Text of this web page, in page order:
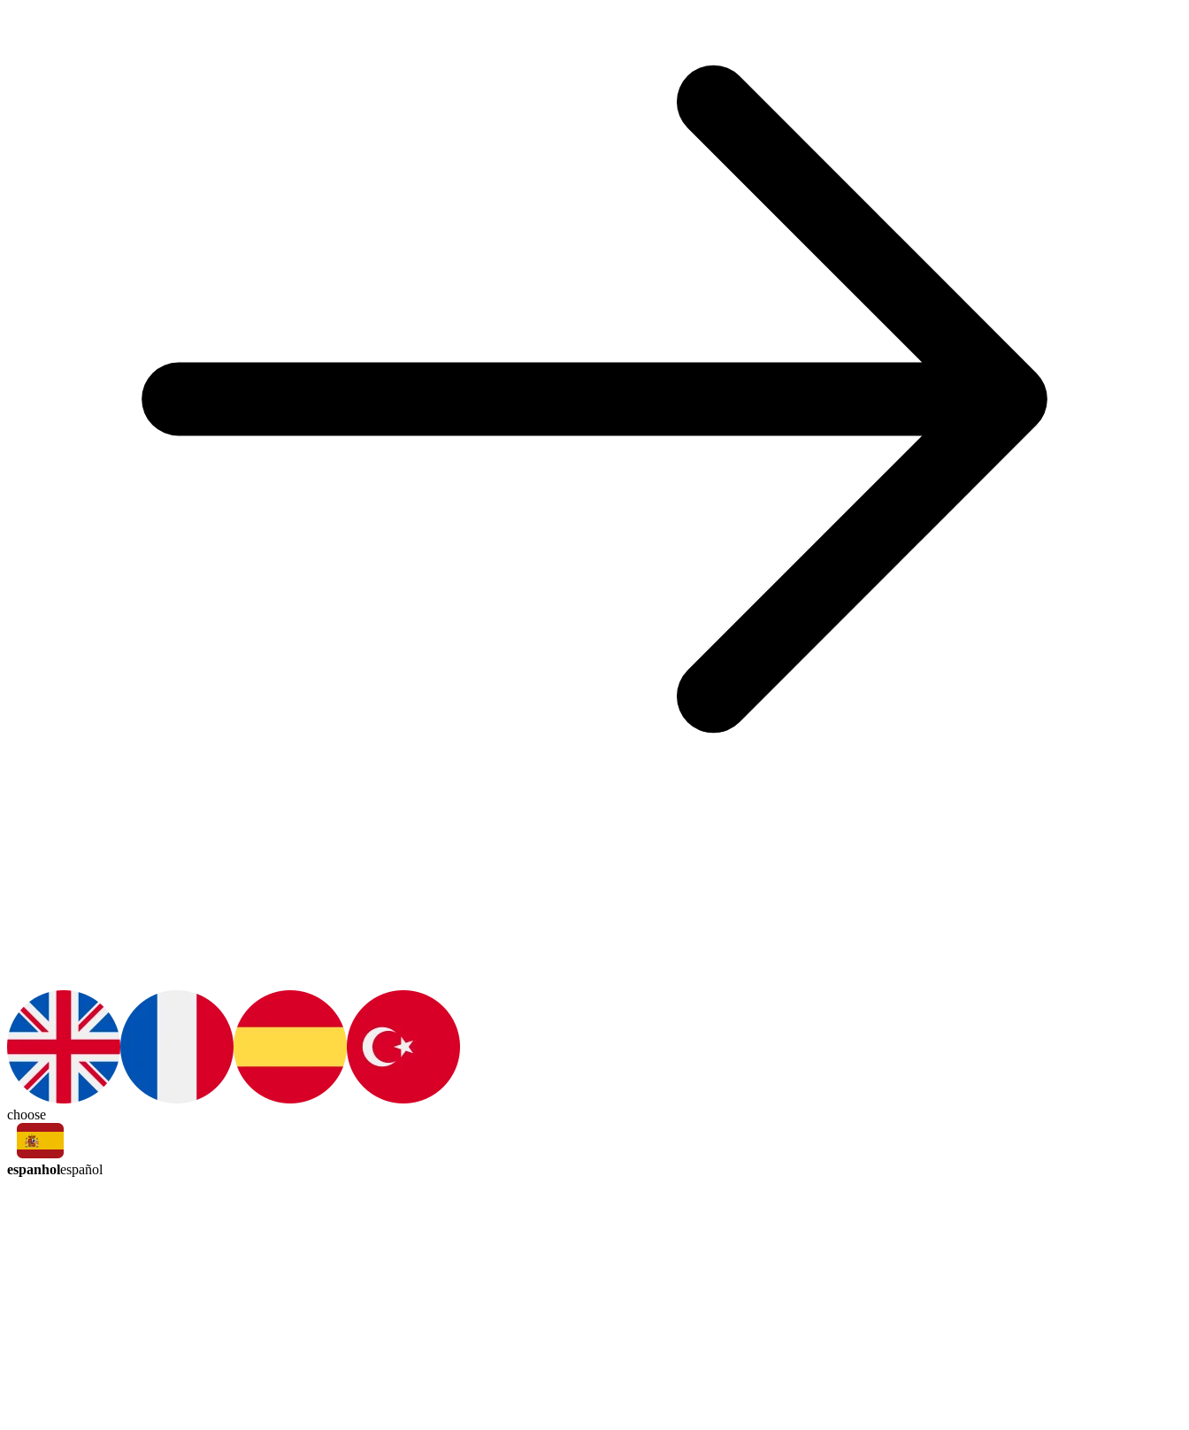
choose
espanholespañol